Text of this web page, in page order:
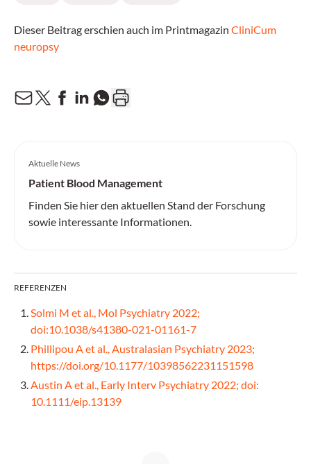
Dieser Beitrag erschien auch im Printmagazin CliniCum
neuropsy
Aktuelle News
Patient Blood Management
Finden Sie hier den aktuellen Stand der Forschung
sowie interessante Informationen.
REFERENZEN
Solmi M et al., Mol Psychiatry 2022;
doi:10.1038/s41380-021-01161-7
Phillipou A et al., Australasian Psychiatry 2023;
https://doi.org/10.1177/10398562231151598
Austin A et al., Early Interv Psychiatry 2022; doi:
10.1111/eip.13139